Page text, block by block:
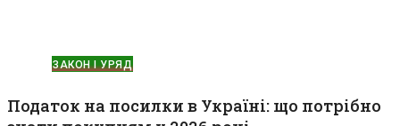
ЗАКОН І УРЯД
Податок на посилки в Україні: що потрібно